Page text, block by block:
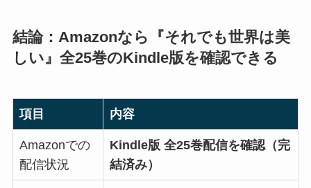
結論：Amazonなら『それでも世界は美
しい』全25巻のKindle版を確認できる
項目 内容
Amazonでの
配信状況
Kindle版 全25巻配信を確認（完
結済み）